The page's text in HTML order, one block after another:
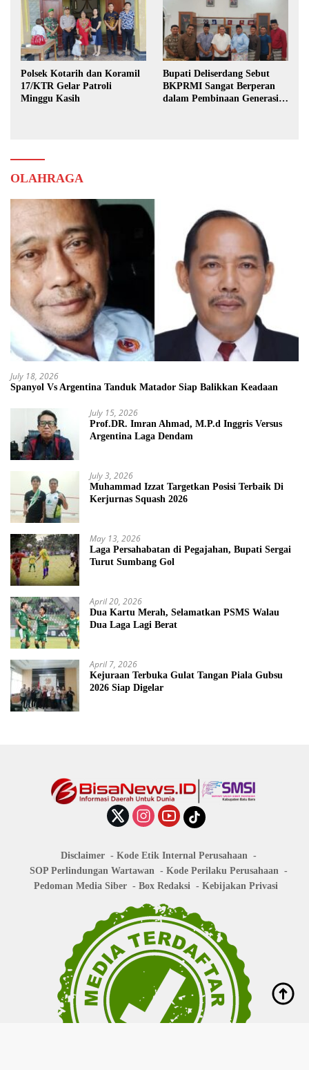
Polsek Kotarih dan Koramil
17/KTR Gelar Patroli
Minggu Kasih
Bupati Deliserdang Sebut
BKPRMI Sangat Berperan
dalam Pembinaan Generasi
OLAHRAGA
July 18, 2026
Spanyol Vs Argentina Tanduk Matador Siap Balikkan Keadaan
July 15, 2026
Prof.DR. Imran Ahmad, M.P.d Inggris Versus
Argentina Laga Dendam
July 3, 2026
Muhammad Izzat Targetkan Posisi Terbaik Di
Kerjurnas Squash 2026
May 13, 2026
Laga Persahabatan di Pegajahan, Bupati Sergai
Turut Sumbang Gol
April 20, 2026
Dua Kartu Merah, Selamatkan PSMS Walau
Dua Laga Lagi Berat
April 7, 2026
Kejuraan Terbuka Gulat Tangan Piala Gubsu
2026 Siap Digelar
Disclaimer
Kode Etik Internal Perusahaan
SOP Perlindungan Wartawan
Kode Perilaku Perusahaan
Pedoman Media Siber
Box Redaksi Kebijakan Privasi